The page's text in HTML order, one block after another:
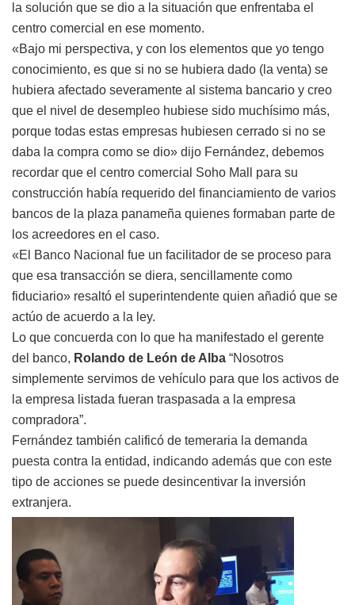
la solución que se dio a la situación que enfrentaba el
centro comercial en ese momento.
«Bajo mi perspectiva, y con los elementos que yo tengo
conocimiento, es que si no se hubiera dado (la venta) se
hubiera afectado severamente al sistema bancario y creo
que el nivel de desempleo hubiese sido muchísimo más,
porque todas estas empresas hubiesen cerrado si no se
daba la compra como se dio» dijo Fernández, debemos
recordar que el centro comercial Soho Mall para su
construcción había requerido del financiamiento de varios
bancos de la plaza panameña quienes formaban parte de
los acreedores en el caso.
«El Banco Nacional fue un facilitador de se proceso para
que esa transacción se diera, sencillamente como
fiduciario» resaltó el superintendente quien añadió que se
actúo de acuerdo a la ley.
Lo que concuerda con lo que ha manifestado el gerente
del banco, Rolando de León de Alba “Nosotros
simplemente servimos de vehículo para que los activos de
la empresa listada fueran traspasada a la empresa
compradora”.
Fernández también calificó de temeraria la demanda
puesta contra la entidad, indicando además que con este
tipo de acciones se puede desincentivar la inversión
extranjera.